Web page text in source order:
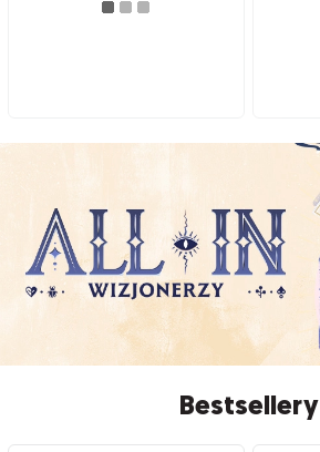
Bestsellery